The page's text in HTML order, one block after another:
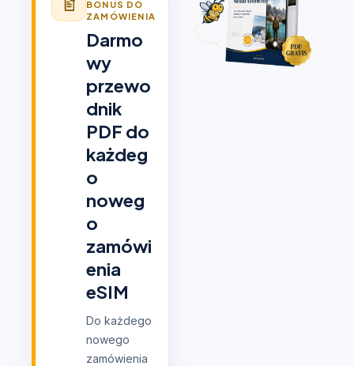
BONUS DO
ZAMÓWIENIA
Darmo
wy
przewo
dnik
PDF do
każdeg
o
noweg
o
zamówi
enia
eSIM
Do każdego
nowego
zamówienia